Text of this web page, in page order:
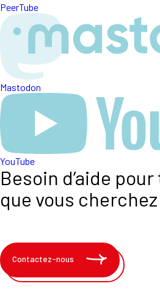
PeerTube
Mastodon
YouTube
Besoin d’aide
que vous cherchez
Contactez-nous